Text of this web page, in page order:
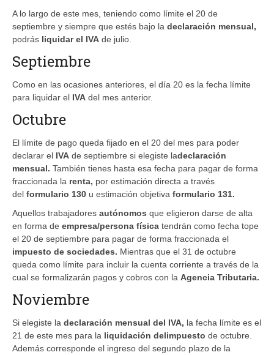
A lo largo de este mes, teniendo como límite el 20 de
septiembre y siempre que estés bajo la declaración mensual,
podrás liquidar el IVA de julio.
Septiembre
Como en las ocasiones anteriores, el día 20 es la fecha límite
para liquidar el IVA del mes anterior.
Octubre
El límite de pago queda fijado en el 20 del mes para poder
declarar el IVA de septiembre si elegiste ladeclaración
mensual. También tienes hasta esa fecha para pagar de forma
fraccionada la renta, por estimación directa a través
del formulario 130 u estimación objetiva formulario 131.
Aquellos trabajadores autónomos que eligieron darse de alta
en forma de empresa/persona física tendrán como fecha tope
el 20 de septiembre para pagar de forma fraccionada el
impuesto de sociedades. Mientras que el 31 de octubre
queda como límite para incluir la cuenta corriente a través de la
cual se formalizarán pagos y cobros con la Agencia Tributaria.
Noviembre
Si elegiste la declaración mensual del IVA, la fecha límite es el
21 de este mes para la liquidación delimpuesto de octubre.
Además corresponde el ingreso del segundo plazo de la